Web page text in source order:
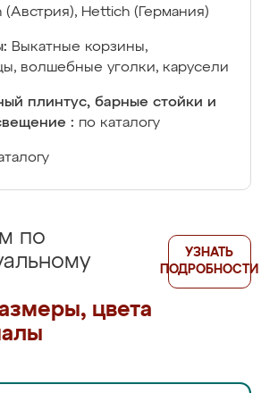
(Австрия), Hettich (Германия)
Выкатные корзины,
волшебные уголки, карусели
плинтус, барные стойки и
: по каталогу
по
цвета
УЗНАТЬ
ПОДРОБНОСТИ